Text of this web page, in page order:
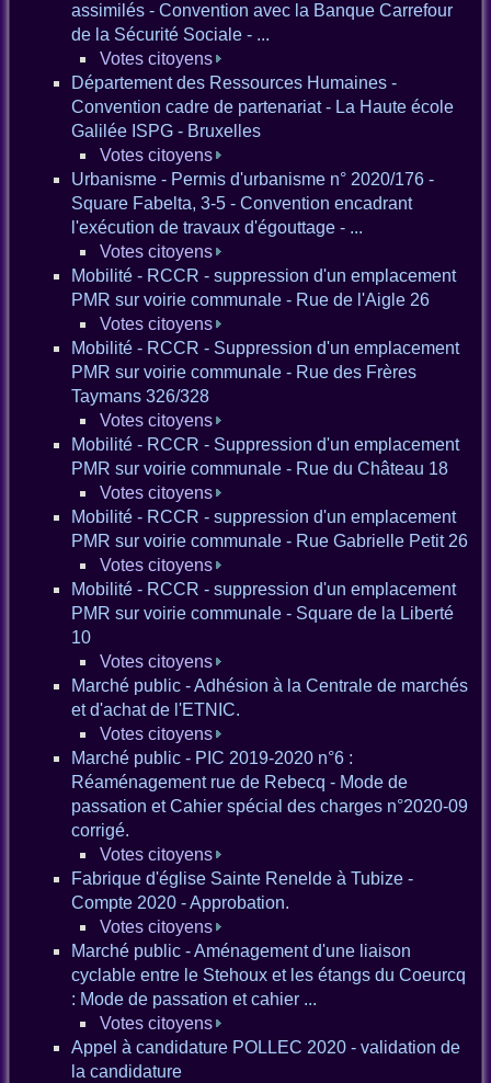
assimilés - Convention avec la Banque Carrefour
de la Sécurité Sociale - ...
Votes citoyens
Département des Ressources Humaines -
Convention cadre de partenariat - La Haute école
Galilée ISPG - Bruxelles
Votes citoyens
Urbanisme - Permis d'urbanisme n° 2020/176 -
Square Fabelta, 3-5 - Convention encadrant
l'exécution de travaux d'égouttage - ...
Votes citoyens
Mobilité - RCCR - suppression d'un emplacement
PMR sur voirie communale - Rue de l'Aigle 26
Votes citoyens
Mobilité - RCCR - Suppression d'un emplacement
PMR sur voirie communale - Rue des Frères
Taymans 326/328
Votes citoyens
Mobilité - RCCR - Suppression d'un emplacement
PMR sur voirie communale - Rue du Château 18
Votes citoyens
Mobilité - RCCR - suppression d'un emplacement
PMR sur voirie communale - Rue Gabrielle Petit 26
Votes citoyens
Mobilité - RCCR - suppression d'un emplacement
PMR sur voirie communale - Square de la Liberté
10
Votes citoyens
Marché public - Adhésion à la Centrale de marchés
et d'achat de l'ETNIC.
Votes citoyens
Marché public - PIC 2019-2020 n°6 :
Réaménagement rue de Rebecq - Mode de
passation et Cahier spécial des charges n°2020-09
corrigé.
Votes citoyens
Fabrique d'église Sainte Renelde à Tubize -
Compte 2020 - Approbation.
Votes citoyens
Marché public - Aménagement d'une liaison
cyclable entre le Stehoux et les étangs du Coeurcq
: Mode de passation et cahier ...
Votes citoyens
Appel à candidature POLLEC 2020 - validation de
la candidature